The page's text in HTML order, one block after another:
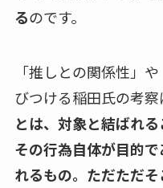
るのです。
「推しとの関係性」
びつける稲田氏の考察
とは、対象と結ばれ
その行為自体が目的
れるもの。ただただ